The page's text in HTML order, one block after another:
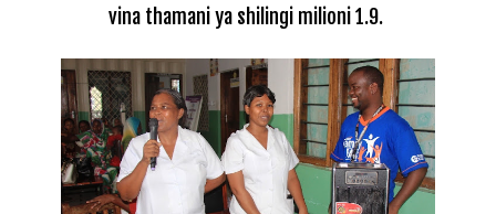
vina thamani ya shilingi milioni 1.9.